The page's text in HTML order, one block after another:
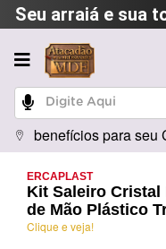
Seu arraiá e sua
benefícios para seu
ERCAPLAST
Kit Saleiro Cristal
de Mão Plástico
Clique e veja!